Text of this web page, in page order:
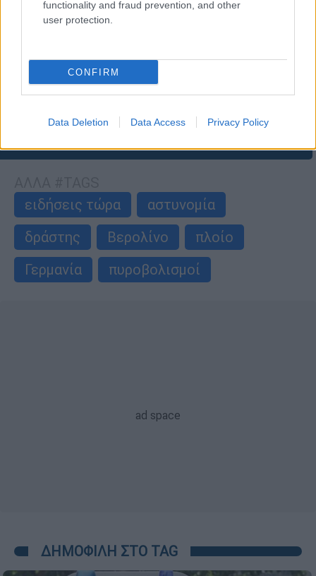
functionality and fraud prevention, and other
user protection.
CONFIRM
Data Deletion Data Access Privacy Policy
ρωσικά πλήγματα - Ανάμεσά τους 6 μέλη
Ανάμεσά τους δύο παιδιά 5 και 12 ετών - «Ο
εχθρός πλήττει την πρωτεύουσα με
βαλλιστικούς πυραύλους»
ειδήσεις τώρα
αστυνομία
δράστης
Βερολίνο
πλοίο
Γερμανία
πυροβολισμοί
ΔΗΜΟΦΙΛΗ ΣΤΟ TAG